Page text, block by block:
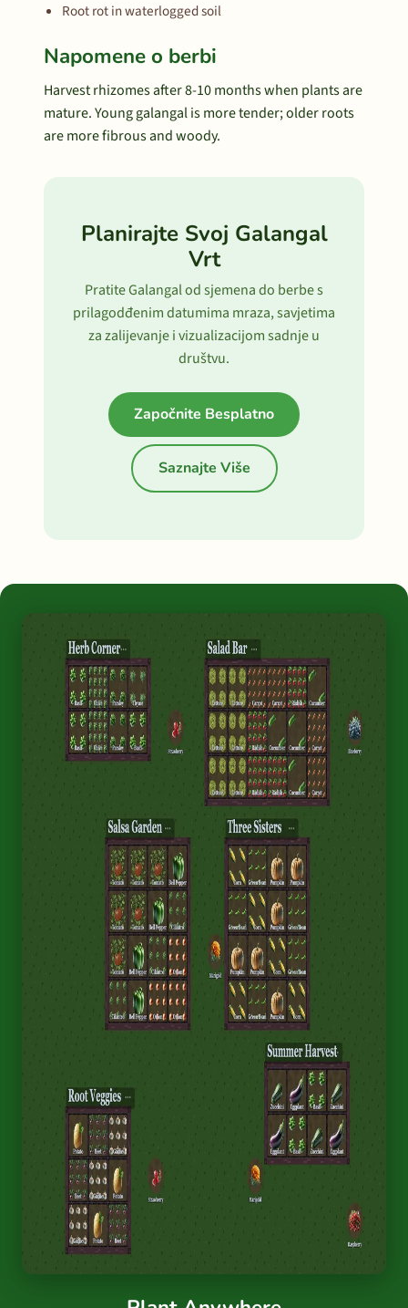
Root rot in waterlogged soil
Napomene o berbi
Harvest rhizomes after 8-10 months when plants are
mature. Young galangal is more tender; older roots
are more fibrous and woody.
Planirajte Svoj Galangal
Vrt
Pratite Galangal od sjemena do berbe s
prilagodđenim datumima mraza, savjetima
za zalijevanje i vizualizacijom sadnje u
društvu.
Započnite Besplatno
Saznajte Više